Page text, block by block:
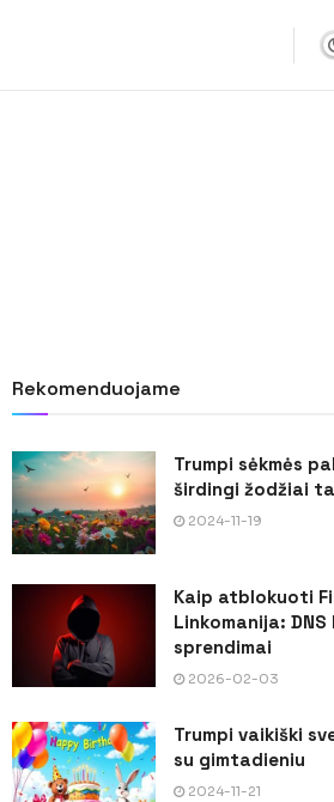
Rekomenduojame
Trumpi sėkmės
širdingi žodžiai
2024-11-19
Kaip atblokuoti
Linkomanija:
sprendimai
2026-02-03
Trumpi vaikiški
su gimtadieniu
2024-11-21